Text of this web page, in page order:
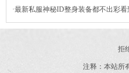
·最新私服神秘ID整身装备都不出彩看
绷不住了
拒
注释：本站所